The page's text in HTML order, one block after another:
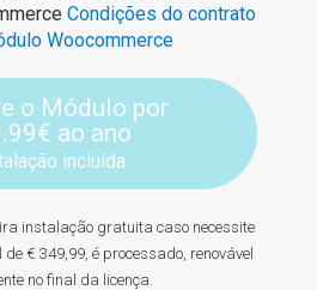
Condições do contrato
Woocommerce
o Módulo por
ao ano
incluída
instalação gratuita caso necessite
€ 349,99, é processado, renovável
no final da licença.